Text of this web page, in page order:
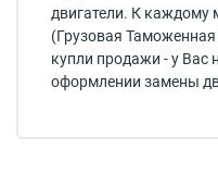
двигатели. К каждому
(Грузовая
купли продажи - у Вас
оформлении замены